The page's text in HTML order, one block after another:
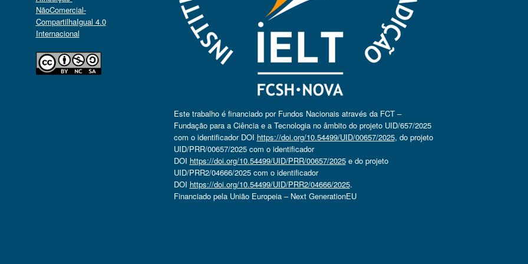
NãoComercial-
CompartilhaIgual 4.0
Internacional
Este trabalho é financiado por Fundos Nacionais através da FCT –
Fundação para a Ciência e a Tecnologia no âmbito do projeto UID/657/2025
com o identificador DOI https://doi.org/10.54499/UID/00657/2025, do projeto
UID/PRR/00657/2025 com o identificador
DOI https://doi.org/10.54499/UID/PRR/00657/2025e do projeto
UID/PRR2/04666/2025 com o identificador
DOI https://doi.org/10.54499/UID/PRR2/04666/2025.
Financiado pela União Europeia – Next GenerationEU